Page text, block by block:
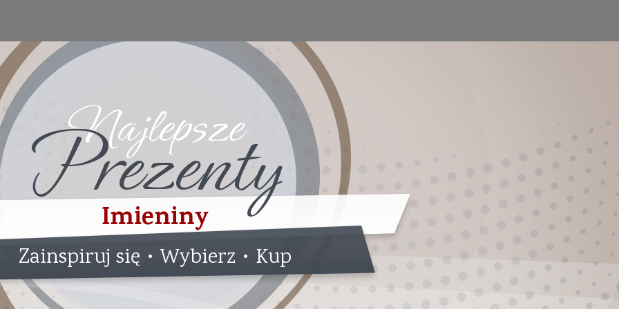
Najlepsze
Prezenty
Imieniny
Zainspiruj się • Wybierz • Kup